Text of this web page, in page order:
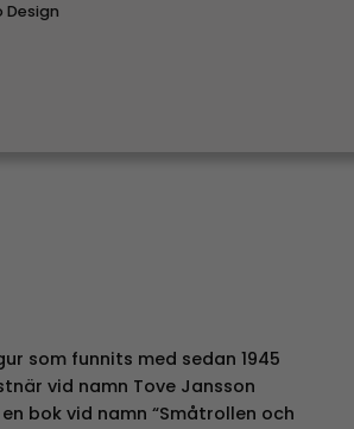
Design
som funnits med sedan 1945
vid namn Tove Jansson
bok vid namn “Småtrollen och